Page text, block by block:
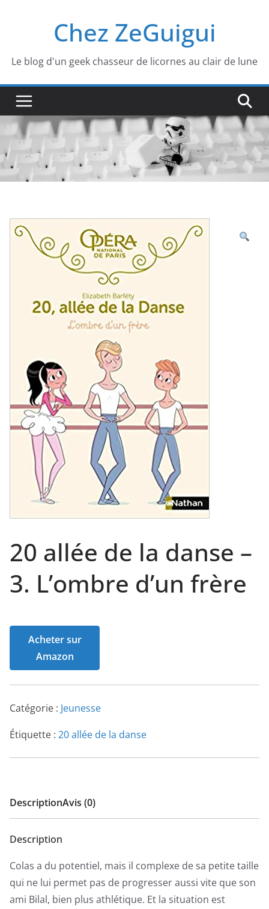
Chez ZeGuigui
Le blog d'un geek chasseur de licornes au clair de lune
20 allée de la danse –
3. L’ombre d’un frère
Acheter sur
Amazon
Catégorie : Jeunesse
Étiquette : 20 allée de la danse
DescriptionAvis (0)
Description
Colas a du potentiel, mais il complexe de sa petite taille
qui ne lui permet pas de progresser aussi vite que son
ami Bilal, bien plus athlétique. Et la situation est